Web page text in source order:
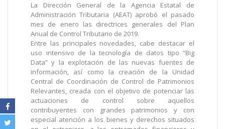
La Dirección General de la Agencia Estatal de
Administración Tributaria (AEAT) aprobó el pasado
mes de enero las directrices generales del Plan
Anual de Control Tributario de 2019.
Entre las principales novedades, cabe destacar el
uso intensivo de la tecnología de datos tipo “Big
Data” y la explotación de las nuevas fuentes de
información, así como la creación de la Unidad
Central de Coordinación de Control de Patrimonios
Relevantes, creada con el objetivo de potenciar las
actuaciones de control sobre aquellos
contribuyentes con grandes patrimonios y con
especial atención a los bienes y derechos situados